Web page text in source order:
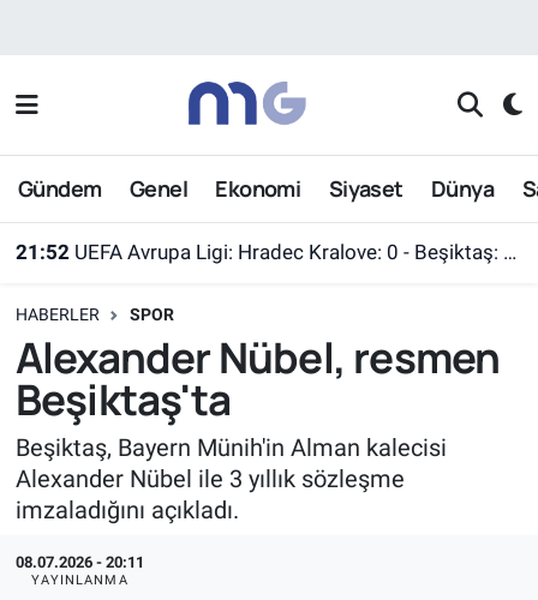
Gündem Genel Ekonomi Siyaset Dünya
21:52 UEFA Avrupa Ligi: Hradec Kralove: 0 - Beşiktaş: 1 (Maç sonucu)
HABERLER SPOR
Alexander Nübel, resmen
Beşiktaş'ta
Beşiktaş, Bayern Münih'in Alman kalecisi
Alexander Nübel ile 3 yıllık sözleşme
imzaladığını açıkladı.
08.07.2026 - 20:11
YAYINLANMA
Nöbetçi Eczaneler
Hava Durumu
Süper Lig Puan Durumu ve Fikstür
Tüm Manşetler
Son Dakika Haberleri
Haber Arşivi